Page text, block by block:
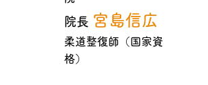
院長 宮島信広
柔道整復師（国家資
格）